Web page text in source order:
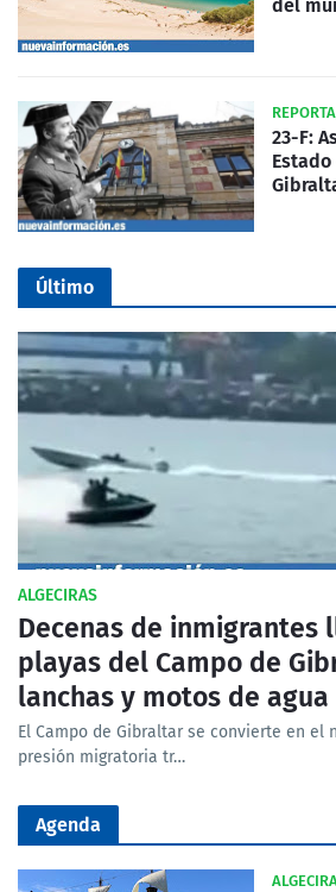
del
23-F:
Último
ALGECIRAS
Decenas de inmigrantes
playas del Campo de
lanchas y motos de agua
El Campo de Gibraltar se convierte en el
presión migratoria tr…
Agenda